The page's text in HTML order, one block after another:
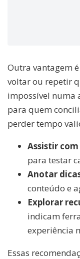
Outra vantagem
voltar ou repetir
impossível numa
para quem
perder tempo
Assistir
para testar
Anotar
conteúdo e
Explorar
indicam
experiência
Essas